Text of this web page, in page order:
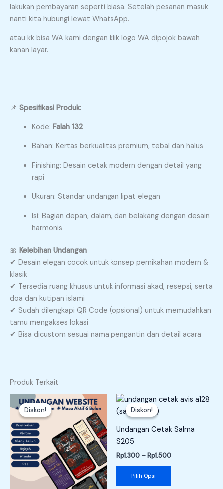
lakukan pembayaran seperti biasa. Setelah pesanan masuk
nanti kita hubungi lewat WhatsApp.
atau kk bisa WA kami dengan klik logo WA dipojok bawah
kanan layar.
📌 Spesifikasi Produk:
Kode: Falah 132
Bahan: Kertas berkualitas premium, tebal dan halus
Finishing: Desain cetak modern dengan detail yang
rapi
Ukuran: Standar undangan lipat elegan
Isi: Bagian depan, dalam, dan belakang dengan desain
harmonis
🎀 Kelebihan Undangan
✔ Desain elegan cocok untuk konsep pernikahan modern &
klasik
✔ Tersedia ruang khusus untuk informasi akad, resepsi, serta
doa dan kutipan islami
✔ Sudah dilengkapi QR Code (opsional) untuk memudahkan
tamu mengakses lokasi
✔ Bisa dicustom sesuai nama pengantin dan detail acara
Produk Terkait
Diskon!
Diskon!
Rentang
harga:
Rp39.900
hingga
Rp69.900
Produk
ini
memiliki
beberapa
varian.
Pilihan
ini
dapat
Diskon!
Diskon!
Undangan Cetak Salma
S205
Rp1.300 – Rp1.500
Rentang
Rp1.500
Pilih Opsi
Produk
beberapa
Pilihan